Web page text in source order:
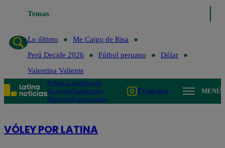
Temas
Lo último
Me Caigo de Risa
Perú Decide 2026
Fútbol peruano
Dólar
Valentina Valiente
PolíticaLimaMundo
Te ayudoTendencias
DeportesEspectáculos
TV en vivo MENÚ
VÓLEY POR LATINA